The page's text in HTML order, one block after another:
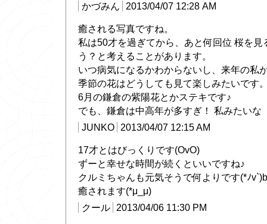
かづみん
2013/04/07 12:28 AM
癒される写真ですね。
私は50才を過ぎてから、あと何回位 桜を見
う？と考えることがあります。
いつ病気になるかわからないし、来年の私
季節の花はどうしても見て楽しみたいです
6月の鎌倉の紫陽花とかステキです♪
でも、鎌倉は中高年が多すぎ！ 私みたいな
JUNKO
2013/04/07 12:15 AM
17才とはびっくりです(OvO)
ずーと幸せな時間が続くといいですね♪
クルミちゃんも元気そうで何よりです(*ﾉv`)b
癒されます(*μ_μ)
クール
2013/04/06 11:30 PM